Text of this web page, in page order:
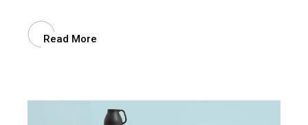
Read More